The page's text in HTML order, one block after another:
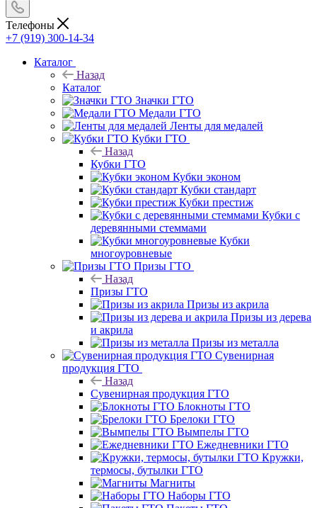
Телефоны
+7 (919) 300-14-34
Каталог
Назад
Каталог
Значки ГТО
Медали ГТО
Ленты для медалей
Кубки ГТО
Назад
Кубки ГТО
Кубки эконом
Кубки стандарт
Кубки престиж
Кубки с
деревянными стеммами
Кубки
многоуровневые
Призы ГТО
Назад
Призы ГТО
Призы из акрила
Призы из дерева
и акрила
Призы из металла
Сувенирная
продукция ГТО
Назад
Сувенирная продукция ГТО
Блокноты ГТО
Брелоки ГТО
Вымпелы ГТО
Ежедневники ГТО
Кружки,
термосы, бутылки ГТО
Магниты
Наборы ГТО